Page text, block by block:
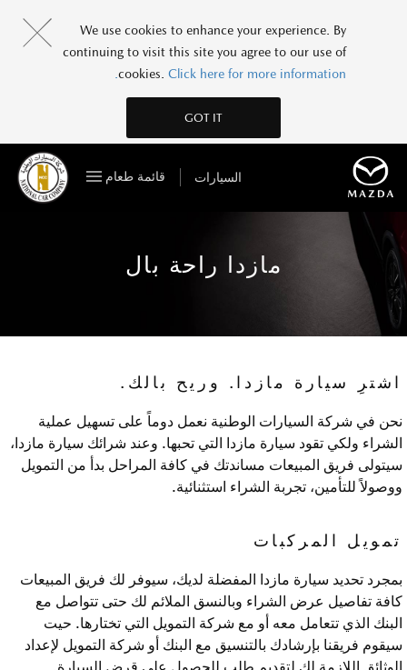
We use cookies to enhance your experience. By
continuing to visit this site you agree to our use of
cookies. Click here for more information.
GOT IT
السيارات قائمة طعام
مازدا راحة بال
اشترِ سيارة مازدا. وريح بالك.
نحن في شركة السيارات الوطنية نعمل دوماً على تسهيل عملية
الشراء ولكي تقود سيارة مازدا التي تحبها. وعند شرائك سيارة مازدا،
سيتولى فريق المبيعات مساندتك في كافة المراحل بدأ من التمويل
ووصولاً للتأمين، تجربة الشراء استثنائية.
تمويل المركبات
بمجرد تحديد سيارة مازدا المفضلة لديك، سيوفر لك فريق المبيعات
كافة تفاصيل عرض الشراء وبالنسق الملائم لك حتى تتواصل مع
البنك الذي تتعامل معه أو مع شركة التمويل التي تختارها. حيت
سيقوم فريقنا بإرشادك بالتنسيق مع البنك أو شركة التمويل لإعداد